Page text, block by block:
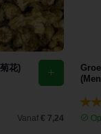
花)
Vanaf € 7,24